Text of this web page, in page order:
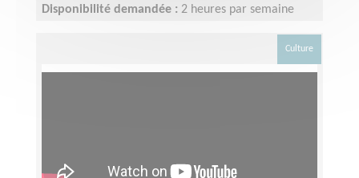
Disponibilité demandée : 2 heures par semaine
Culture